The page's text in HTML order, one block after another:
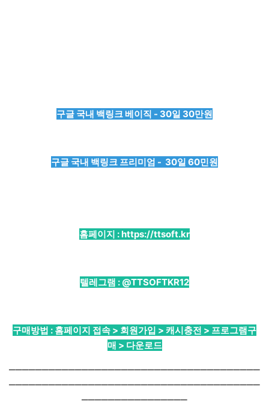
구글 국내 백링크 베이직 - 30일 30만원
구글 국내 백링크 프리미엄 - 30일 60민원
홈페이지 :https://ttsoft.kr
텔레그램 : @TTSOFTKR12
구매방법 : 홈페이지 접속 > 회원가입 > 캐시충전 > 프로그램구
매 > 다운로드
──────────────────────────────────────
──────────────────────────────────────
────────────────